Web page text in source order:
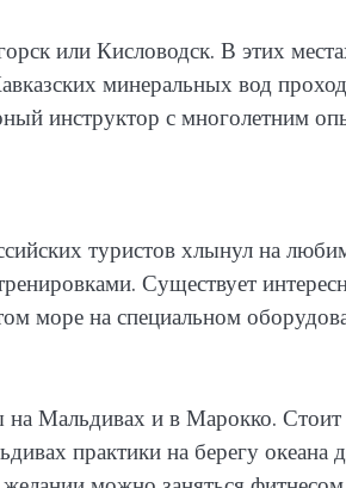
или Кисловодск. В этих
минеральных вод
инструктор с многолетним
туристов хлынул на
Существует
море на специальном
Мальдивах и в Марокко. Стоит
практики на берегу океана